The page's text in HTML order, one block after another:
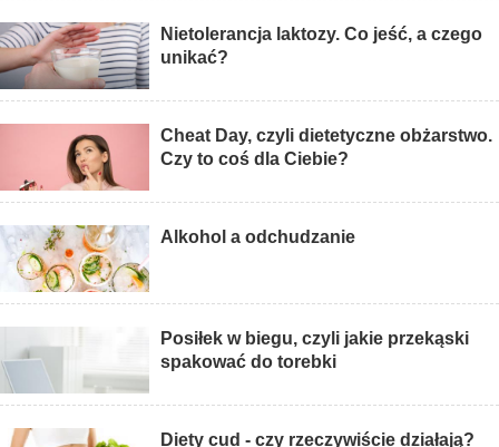
Nietolerancja laktozy. Co jeść, a czego
unikać?
Cheat Day, czyli dietetyczne obżarstwo.
Czy to coś dla Ciebie?
Alkohol a odchudzanie
Posiłek w biegu, czyli jakie przekąski
spakować do torebki
Diety cud - czy rzeczywiście działają?